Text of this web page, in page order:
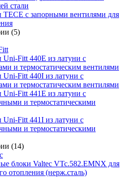
стали
TECE с запорными вентилями для
(5)
Uni-Fitt 440E из латуни с
и термостатическим вентилями
Uni-Fitt 440I из латуни с
и термостатическим вентилями
Uni-Fitt 441E из латуни с
и термостатическими
Uni-Fitt 441I из латуни с
и термостатическими
(14)
блоки Valtec VTc.582.EMNX для
отопления (нерж.сталь)